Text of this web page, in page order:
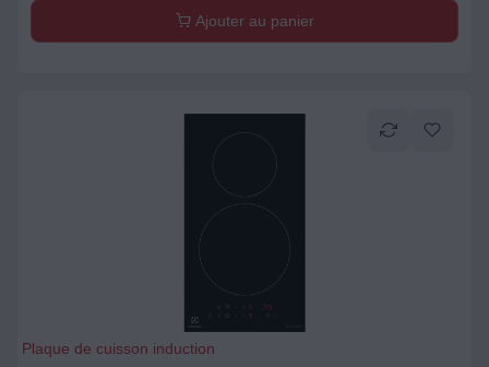
Ajouter au panier
Plaque de cuisson induction